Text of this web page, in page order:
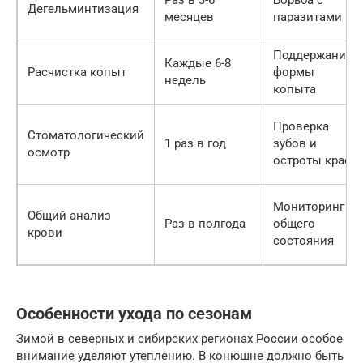
Дегельминтизация
месяцев
паразитами
Расчистка копыт
Каждые 6-8
недель
Поддержание
формы
копыта
Стоматологический
осмотр
1 раз в год
Проверка
зубов и
остроты краев
Общий анализ
крови
Раз в полгода
Мониторинг
общего
состояния
Особенности ухода по сезонам
Зимой в северных и сибирских регионах России особое
внимание уделяют утеплению. В конюшне должно быть